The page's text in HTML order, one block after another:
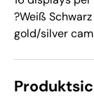
?Weiß
gold/silver